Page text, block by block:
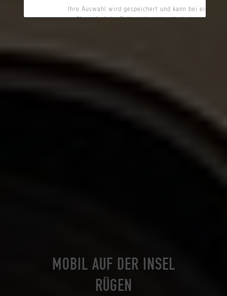
MOBIL AUF DER INSEL
RÜGEN
Ihre Auswahl wird gespeichert und kann bei einem
Neuaufruf der Seite jederzeit geändert werden.